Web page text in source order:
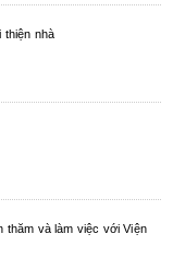
thiện nhà
thăm và làm việc với Viện